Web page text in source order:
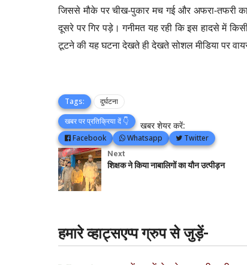
जिससे मौके पर चीख-पुकार मच गई और अफरा-तफरी
दूसरे पर गिर पड़े। गनीमत यह रही कि इस हादसे में
टूटने की यह घटना देखते ही देखते सोशल मीडिया पर
Tags:
दुर्घटना
खबर पर प्रतिक्रिया दें 👇
खबर शेयर करें:
Facebook Whatsapp Twitter
Next
शिक्षक ने किया नाबालिगों का यौन उत्पीड़न
हमारे व्हाट्सएप्प ग्रुप से जुड़ें-